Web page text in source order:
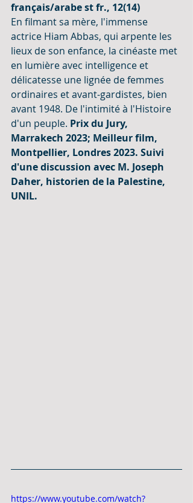
français/arabe st fr., 12(14)
En filmant sa mère, l'immense
actrice Hiam Abbas, qui arpente les
lieux de son enfance, la cinéaste met
en lumière avec intelligence et
délicatesse une lignée de femmes
ordinaires et avant-gardistes, bien
avant 1948. De l'intimité à l'Histoire
d'un peuple. Prix du Jury,
Marrakech 2023; Meilleur film,
Montpellier, Londres 2023. Suivi
d'une discussion avec M. Joseph
Daher, historien de la Palestine,
UNIL.
https://www.youtube.com/watch?